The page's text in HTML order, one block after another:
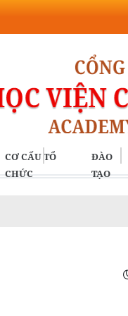
CƠ CẤU TỔ
CHỨC
ĐÀO
TẠO